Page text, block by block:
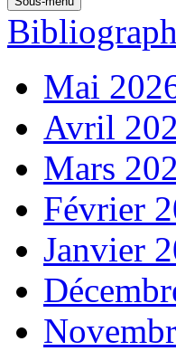
Mai
Avril
Mars
Février
Janvier